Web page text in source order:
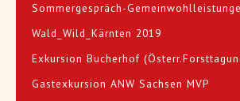
Sommergespräch-
Wald_Wild_Kärnten 2019
Exkursion Bucherhof
Gastexkursion ANW Sachsen MVP